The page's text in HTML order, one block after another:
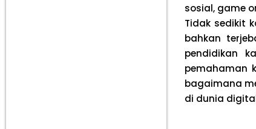
sosial, game
Tidak sedikit
bahkan
pendidikan
pemahaman
bagaimana
di dunia